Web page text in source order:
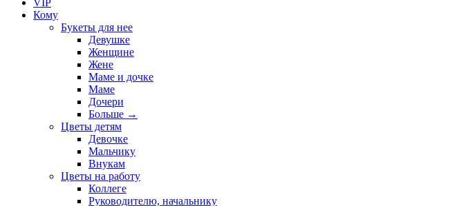
VIP
Кому
Букеты для нее
Девушке
Женщине
Жене
Маме и дочке
Маме
Дочери
Больше →
Цветы детям
Девочке
Мальчику
Внукам
Цветы на работу
Коллеге
Руководителю, начальнику